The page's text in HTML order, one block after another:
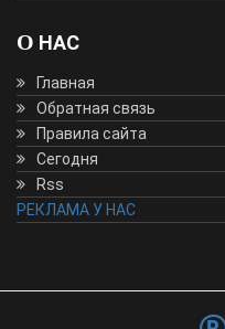
О НАС
Главная
Обратная связь
Правила сайта
Сегодня
Rss
РЕКЛАМА У НАС